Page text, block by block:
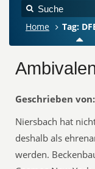
Home Tag:
Geschrieben von:
Niersbach‬ hat
deshalb als
werden.